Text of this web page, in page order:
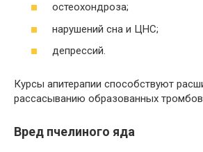
остеохондроза;
нарушений сна и ЦНС;
депрессий.
Курсы апитерапии способствуют
рассасыванию образованных
Вред пчелиного яда